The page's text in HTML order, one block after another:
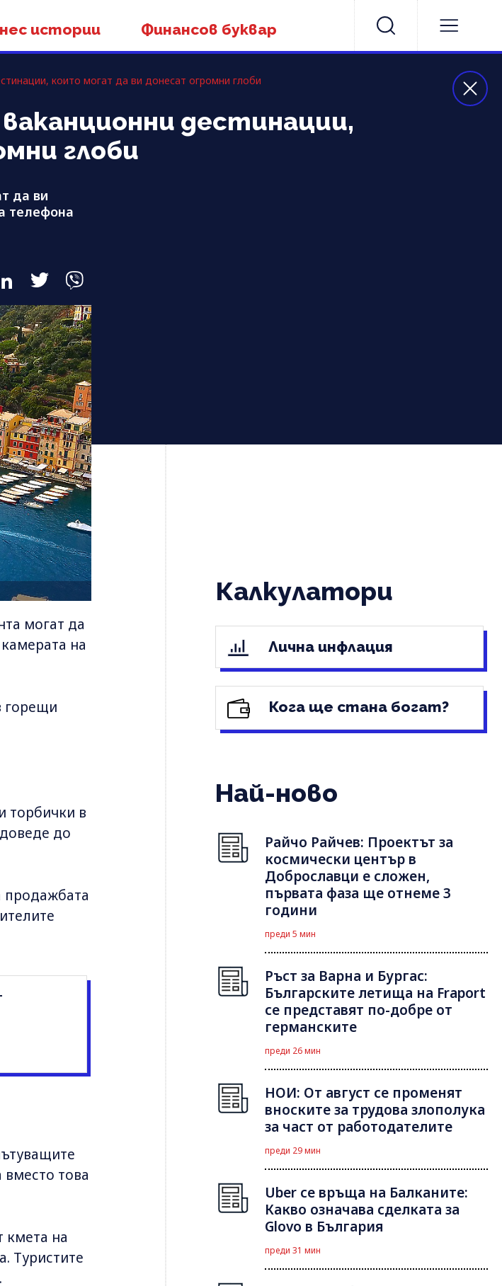
истории Финансов буквар
които могат да ви донесат огромни глоби
дестинации,
глоби
да ви
телефона
могат да
на
горещи
торбички в
до
продажбата
това
кмета на
Туристите
Калкулатори
Лична инфлация
Кога ще стана богат?
Най-ново
Райчо Райчев: Проектът за
космически център в
Доброславци е сложен,
първата фаза ще отнеме 3
години
преди 5 мин
Ръст за Варна и Бургас:
Българските летища на Fraport
се представят по-добре от
германските
преди 26 мин
НОИ: От август се променят
вноските за трудова злополука
за част от работодателите
преди 29 мин
Uber се връща на Балканите:
Какво означава сделката за
Glovo в България
преди 31 мин